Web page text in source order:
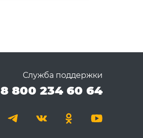
Служба поддержки
8 800 234 60 64